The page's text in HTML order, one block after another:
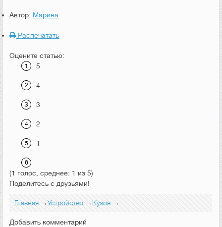
Автор: Марина
Распечатать
Оцените статью:
5
4
3
2
1
(1 голос, среднее: 1 из 5)
Поделитесь с друзьями!
Главная →Устройство →Кузов →
Добавить комментарий